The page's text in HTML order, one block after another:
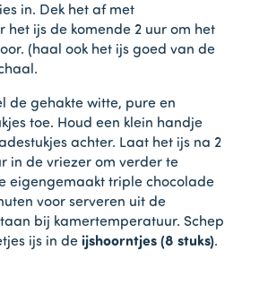
in. Dek het af met
het ijs de komende 2 uur om het
(haal ook het ijs goed van de
de gehakte witte, pure en
toe. Houd een klein handje
achter. Laat het ijs na 2
in de vriezer om verder te
eigengemaakt triple chocolade
voor serveren uit de
bij kamertemperatuur. Schep
ijs in de ijshoorntjes (8 stuks).